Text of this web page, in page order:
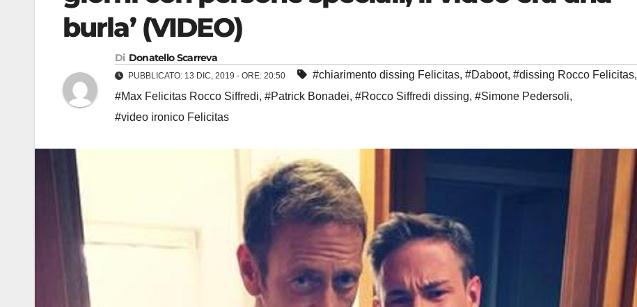
burla’ (VIDEO)
Di Donatello Scarreva
PUBBLICATO: 13 DIC, 2019 - ORE: 20:50 #chiarimento dissing Felicitas, #Daboot, #dissing Rocco Felicitas,
#Max Felicitas Rocco Siffredi, #Patrick Bonadei, #Rocco Siffredi dissing, #Simone Pedersoli,
#video ironico Felicitas